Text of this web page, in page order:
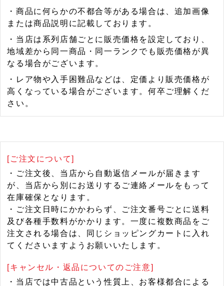
・商品に何らかの不都合等がある場合は、追加画像
または商品説明に記載しております。
・当店は系列店舗ごとに販売価格を設定しており、
地域差から同一商品・同一ランクでも販売価格が異
なる場合がございます。
・レア物や入手困難品などは、定価より販売価格が
高くなっている場合がございます。何卒ご理解くだ
さい。
[ご注文について]
・ご注文後、当店から自動返信メールが届きます
が、当店から別にお送りするご連絡メールをもって
在庫確保となります。
・ご注文日時にかかわらず、ご注文番号ごとに送料
及び各種手数料がかかります。一度に複数商品をご
注文される場合は、同じショッピングカートに入れ
てくださいますようお願いいたします。
[キャンセル・返品についてのご注意]
・当店では中古品という性質上、お客様都合による